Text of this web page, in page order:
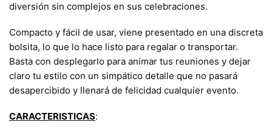
diversión sin complejos en sus celebraciones.
Compacto y fácil de usar, viene presentado en una discreta
bolsita, lo que lo hace listo para regalar o transportar.
Basta con desplegarlo para animar tus reuniones y dejar
claro tu estilo con un simpático detalle que no pasará
desapercibido y llenará de felicidad cualquier evento.
CARACTERISTICAS: